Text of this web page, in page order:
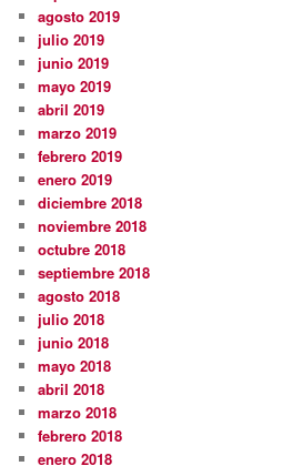
agosto 2019
julio 2019
junio 2019
mayo 2019
abril 2019
marzo 2019
febrero 2019
enero 2019
diciembre 2018
noviembre 2018
octubre 2018
septiembre 2018
agosto 2018
julio 2018
junio 2018
mayo 2018
abril 2018
marzo 2018
febrero 2018
enero 2018